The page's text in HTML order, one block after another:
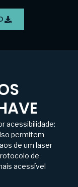
acessibilidade:
permitem
de um laser
de
acessível